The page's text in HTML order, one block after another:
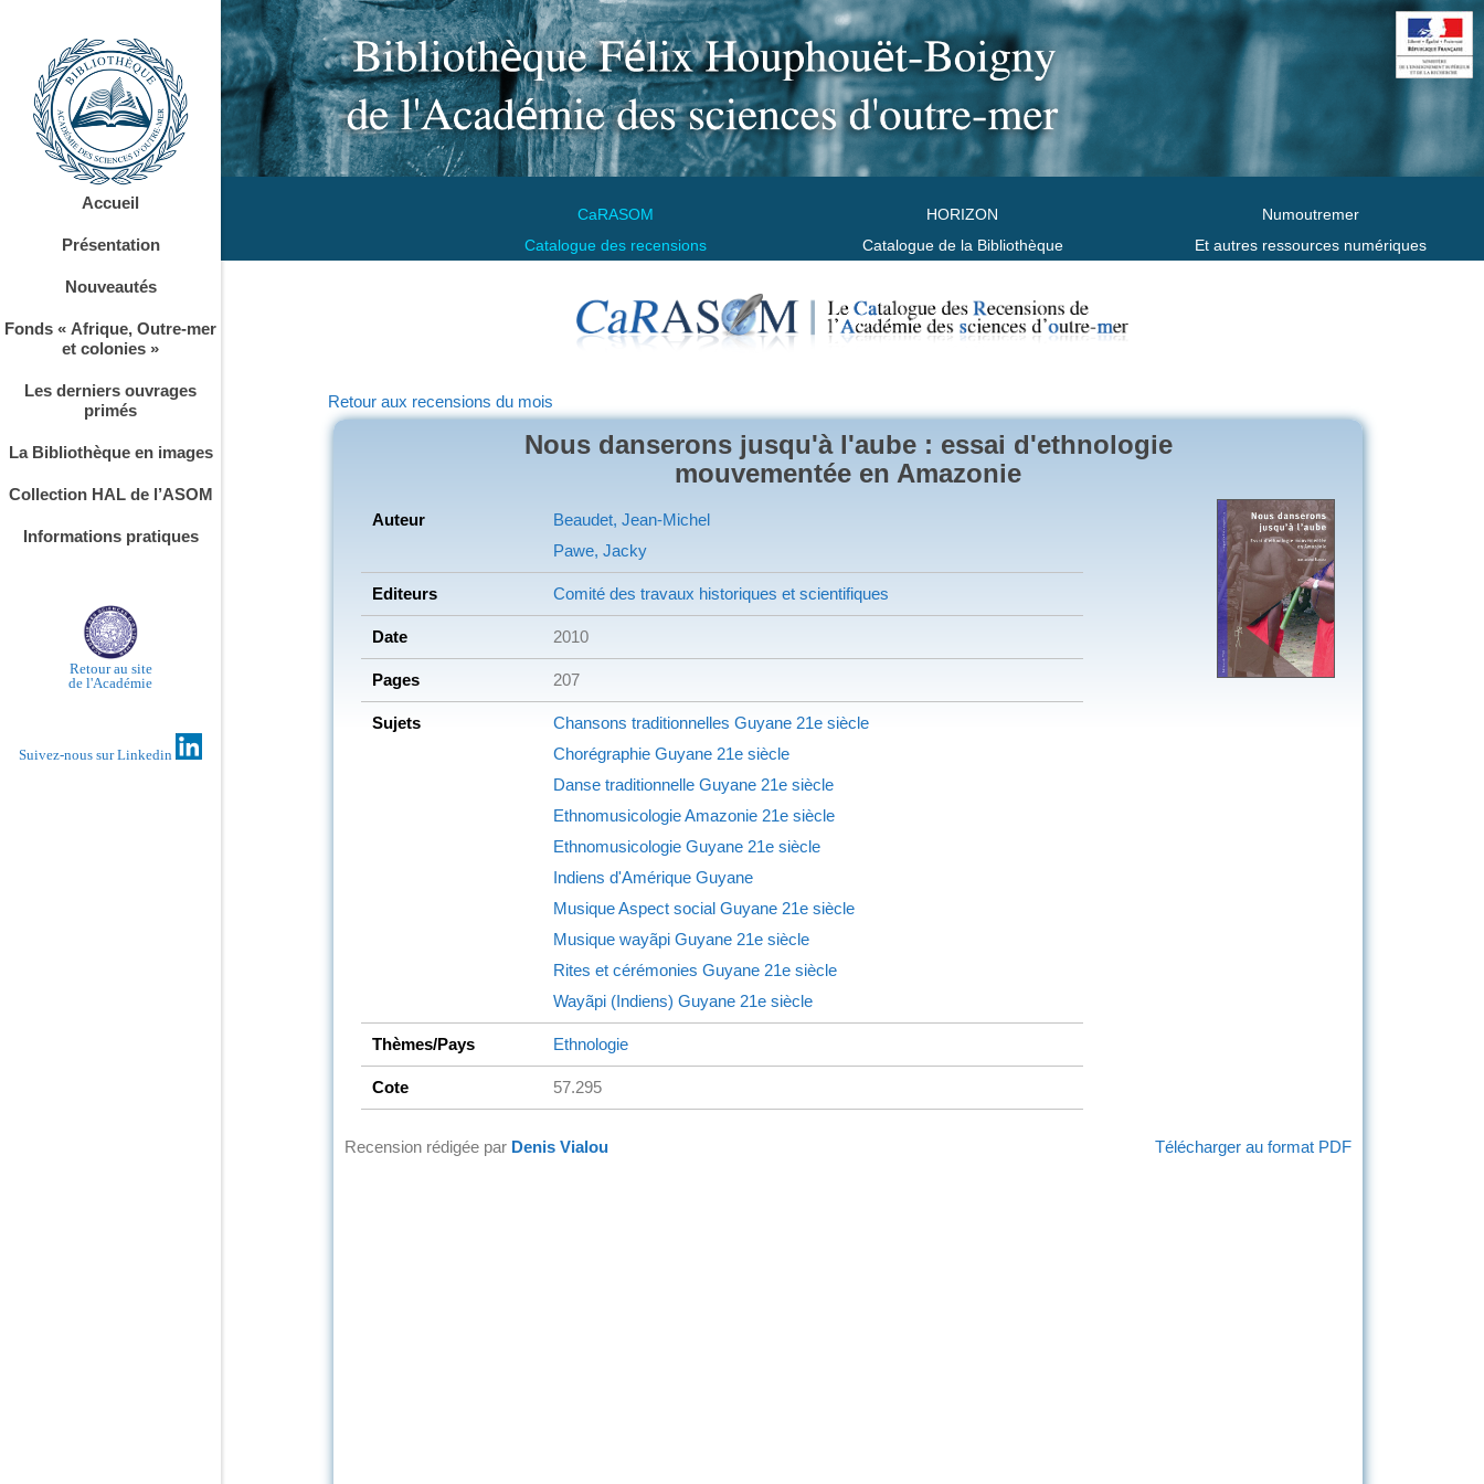
CaRASOM
Catalogue des recensions
HORIZON
Catalogue de la Bibliothèque
Numoutremer
Et autres ressources numériques
Accueil
Présentation
Nouveautés
Fonds « Afrique, Outre-mer
et colonies »
Les derniers ouvrages
primés
La Bibliothèque en images
Collection HAL de l’ASOM
Informations pratiques
Retour au site
de l'Académie
Suivez-nous sur Linkedin
Retour aux recensions du mois
Nous danserons jusqu'à l'aube : essai d'ethnologie
mouvementée en Amazonie
Auteur
Beaudet, Jean-Michel
Pawe, Jacky
Editeurs Comité des travaux historiques et scientifiques
Date 2010
Pages 207
Sujets Chansons traditionnelles Guyane 21e siècle
Chorégraphie Guyane 21e siècle
Danse traditionnelle Guyane 21e siècle
EthnomusicologieAmazonie 21e siècle
Ethnomusicologie Guyane 21e siècle
Indiens d'Amérique Guyane
MusiqueAspect social Guyane 21e siècle
Musique wayãpi Guyane 21e siècle
Rites et cérémonies Guyane 21e siècle
Wayãpi (Indiens) Guyane 21e siècle
Thèmes/Pays Ethnologie
Cote 57.295
Télécharger au format PDF
Recension rédigée par Denis Vialou